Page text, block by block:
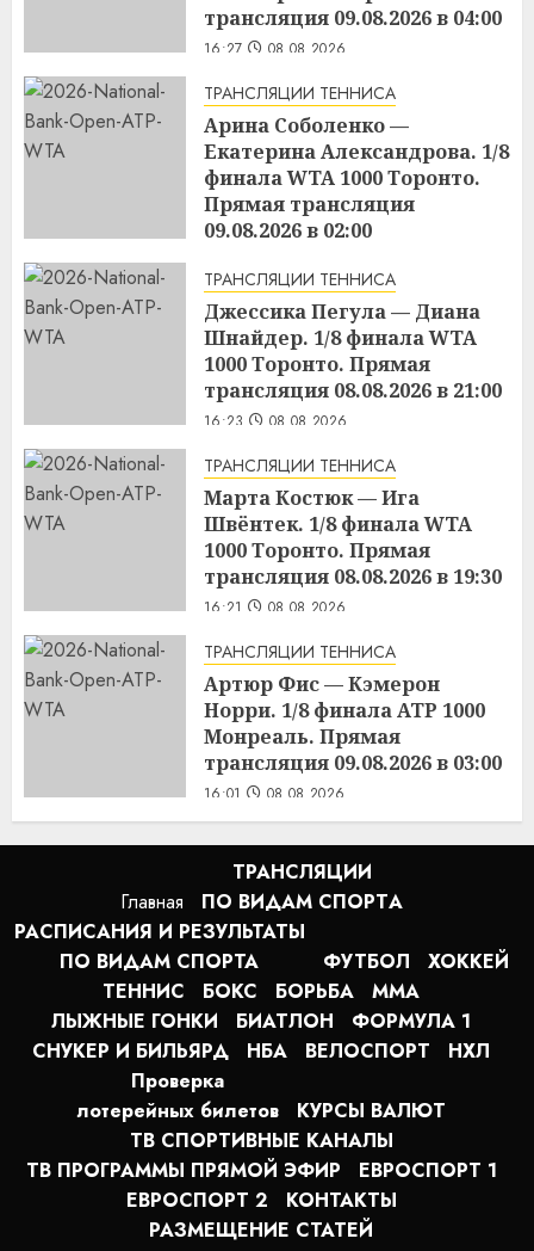
трансляция 09.08.2026 в 04:00
16:27 08.08.2026
ТРАНСЛЯЦИИ ТЕННИСА
Арина Соболенко —
Екатерина Александрова. 1/8
финала WTA 1000 Торонто.
Прямая трансляция
09.08.2026 в 02:00
ТРАНСЛЯЦИИ ТЕННИСА
Джессика Пегула — Диана
Шнайдер. 1/8 финала WTA
1000 Торонто. Прямая
трансляция 08.08.2026 в 21:00
16:23 08.08.2026
ТРАНСЛЯЦИИ ТЕННИСА
Марта Костюк — Ига
Швёнтек. 1/8 финала WTA
1000 Торонто. Прямая
трансляция 08.08.2026 в 19:30
16:21 08.08.2026
ТРАНСЛЯЦИИ ТЕННИСА
Артюр Фис — Кэмерон
Норри. 1/8 финала ATP 1000
Монреаль. Прямая
трансляция 09.08.2026 в 03:00
16:01 08.08.2026
Главная
ТРАНСЛЯЦИИ
ПО ВИДАМ СПОРТA
РАСПИСАНИЯ И РЕЗУЛЬТАТЫ
ПО ВИДАМ СПОРТА
ФУТБОЛ
ХОККЕЙ
ТЕННИС
БОКС БОРЬБА
MMA
ЛЫЖНЫЕ ГОНКИ
БИАТЛОН
ФОРМУЛА 1
СНУКЕР И БИЛЬЯРД
НБА ВЕЛОСПОРТ
НХЛ
Проверка
лотерейных билетов
КУРСЫ ВАЛЮТ
ТВ СПОРТИВНЫЕ КАНАЛЫ
ТВ ПРОГРАММЫ ПРЯМОЙ ЭФИР
ЕВРОСПОРТ 1
ЕВРОСПОРТ 2
КОНТАКТЫ
РАЗМЕЩЕНИЕ СТАТЕЙ